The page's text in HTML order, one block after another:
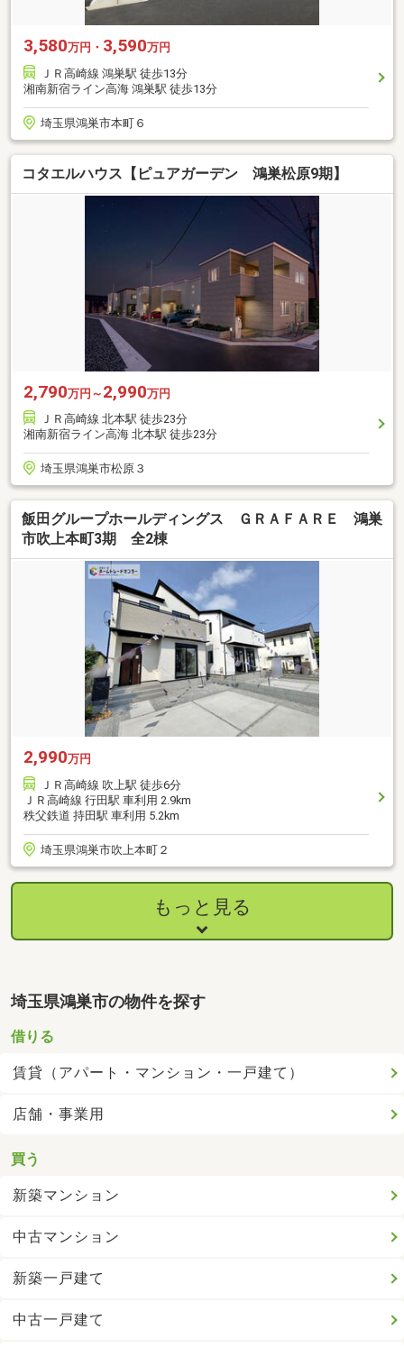
3,580万円・ 3,590万円
ＪＲ高崎線 鴻巣駅 徒歩13分
湘南新宿ライン高海 鴻巣駅 徒歩13分
埼玉県鴻巣市本町６
コタエルハウス【ピュアガーデン 鴻巣松原9期】
2,790万円～ 2,990万円
ＪＲ高崎線 北本駅 徒歩23分
湘南新宿ライン高海 北本駅 徒歩23分
埼玉県鴻巣市松原３
飯田グループホールディングス ＧＲＡＦＡＲＥ 鴻巣
市吹上本町3期 全2棟
2,990万円
ＪＲ高崎線 吹上駅 徒歩6分
ＪＲ高崎線 行田駅 車利用 2.9km
秩父鉄道 持田駅 車利用 5.2km
埼玉県鴻巣市吹上本町２
もっと見る
埼玉県鴻巣市の物件を探す
借りる
賃貸（アパート・マンション・一戸建て）
店舗・事業用
買う
新築マンション
中古マンション
新築一戸建て
中古一戸建て